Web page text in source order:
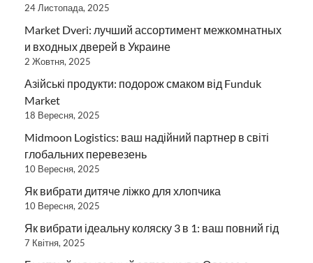
24 Листопада, 2025
Market Dveri: лучший ассортимент межкомнатных
и входных дверей в Украине
2 Жовтня, 2025
Азійські продукти: подорож смаком від Funduk
Market
18 Вересня, 2025
Midmoon Logistics: ваш надійний партнер в світі
глобальних перевезень
10 Вересня, 2025
Як вибрати дитяче ліжко для хлопчика
10 Вересня, 2025
Як вибрати ідеальну коляску 3 в 1: ваш повний гід
7 Квітня, 2025